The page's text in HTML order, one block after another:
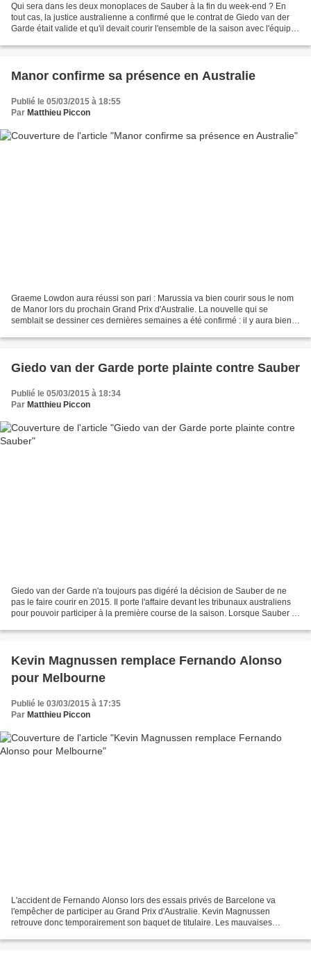
Qui sera dans les deux monoplaces de Sauber à la fin du week-end ? En
tout cas, la justice australienne a confirmé que le contrat de Giedo van der
Garde était valide et qu'il devait courir l'ensemble de la saison avec l'équipe
Manor confirme sa présence en Australie
Publié le 05/03/2015 à 18:55
Par Matthieu Piccon
Graeme Lowdon aura réussi son pari : Marussia va bien courir sous le nom
de Manor lors du prochain Grand Prix d'Australie. La nouvelle qui se
semblait se dessiner ces dernières semaines a été confirmé : il y aura bien
Giedo van der Garde porte plainte contre Sauber
Publié le 05/03/2015 à 18:34
Par Matthieu Piccon
Giedo van der Garde n'a toujours pas digéré la décision de Sauber de ne
pas le faire courir en 2015. Il porte l'affaire devant les tribunaux australiens
pour pouvoir participer à la première course de la saison. Lorsque Sauber a
Kevin Magnussen remplace Fernando Alonso
pour Melbourne
Publié le 03/03/2015 à 17:35
Par Matthieu Piccon
L'accident de Fernando Alonso lors des essais privés de Barcelone va
l'empêcher de participer au Grand Prix d'Australie. Kevin Magnussen
retrouve donc temporairement son baquet de titulaire. Les mauvaises